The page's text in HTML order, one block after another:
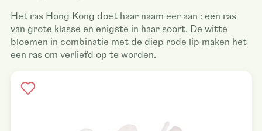
Het ras Hong Kong doet haar naam eer aan : een ras
van grote klasse en enigste in haar soort. De witte
bloemen in combinatie met de diep rode lip maken het
een ras om verliefd op te worden.